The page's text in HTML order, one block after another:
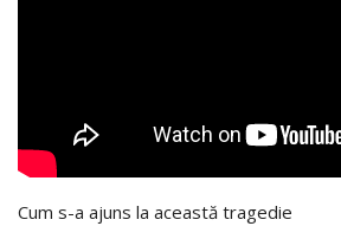
Cum s-a ajuns la această tragedie